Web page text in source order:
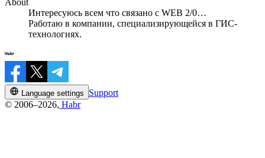
About
Интересуюсь всем что связано с WEB 2/0…
Работаю в компании, специализирующейся в ГИС-
технологиях.
Language settings
Support
© 2006–2026, Habr